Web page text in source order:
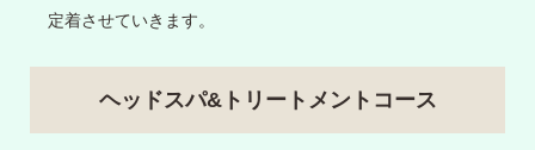
定着させていきます。
ヘッドスパ&トリートメントコース